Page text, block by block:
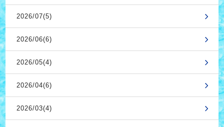
2026/07(5)
2026/06(6)
2026/05(4)
2026/04(6)
2026/03(4)